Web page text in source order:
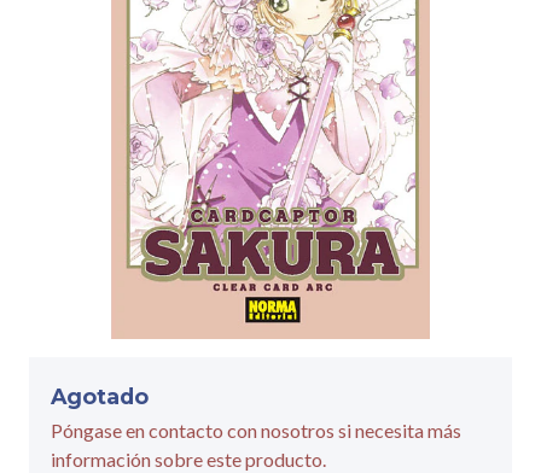
Agotado
Póngase en contacto con nosotros si necesita más
información sobre este producto.